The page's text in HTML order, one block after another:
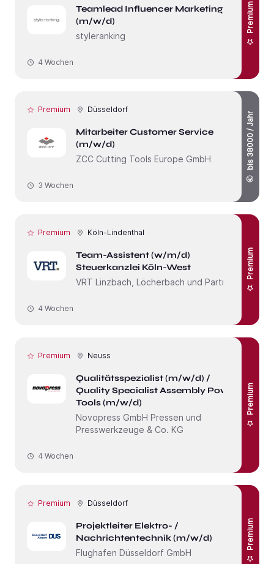
Teamlead Influencer Marketing
(m/w/d)
styleranking
Premium
4 Wochen
Premium Düsseldorf
Mitarbeiter Customer Service
(m/w/d)
ZCC Cutting Tools Europe GmbH
bis 38000 / Jahr
3 Wochen
Premium Köln-Lindenthal
Team-Assistent (w/m/d)
Steuerkanzlei Köln-West
VRT Linzbach, Löcherbach und Partner
Premium
4 Wochen
Premium Neuss
Qualitätsspezialist (m/w/d) /
Quality Specialist Assembly Power
Tools (m/w/d)
Novopress GmbH Pressen und
Presswerkzeuge & Co. KG
Premium
4 Wochen
Premium Düsseldorf
Projektleiter Elektro- /
Nachrichtentechnik (m/w/d)
Flughafen Düsseldorf GmbH
Premium